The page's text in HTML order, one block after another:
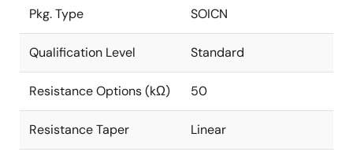
Pkg. Type SOICN
Qualification Level Standard
Resistance Options (kΩ) 50
Resistance Taper Linear